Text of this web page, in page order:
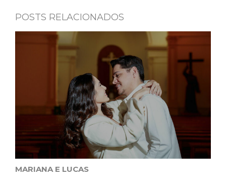
POSTS RELACIONADOS
MARIANA E LUCAS